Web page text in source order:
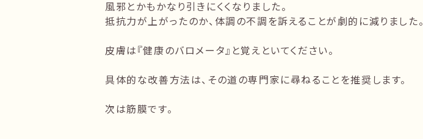
風邪とかもかなり引きにくくなりました。
抵抗力が上がったのか、体調の不調を訴えることが劇的に減りました。
皮膚は『健康のバロメータ』と覚えといてください。
具体的な改善方法は、その道の専門家に尋ねることを推奨します。
次は筋膜です。